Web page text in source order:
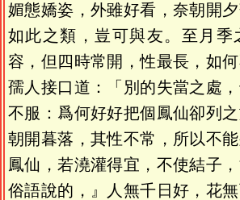
媚態嬌姿，外雖好看，奈朝開夕
如此之類，豈可與友。至月季
容，但四時常開，性最長，如
孺人接口道：「別的失當之處
不服：爲何好好把個鳳仙卻列
朝開暮落，其性不常，所以不
鳳仙，若澆灌得宜，不使結子，
俗語說的，』人無千日好，花